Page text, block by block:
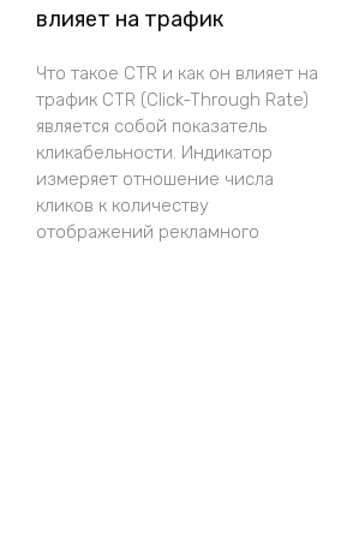
влияет на трафик
Что такое CTR и как он влияет на
трафик CTR (Click-Through Rate)
является собой показатель
кликабельности. Индикатор
измеряет отношение числа
кликов к количеству
отображений рекламного